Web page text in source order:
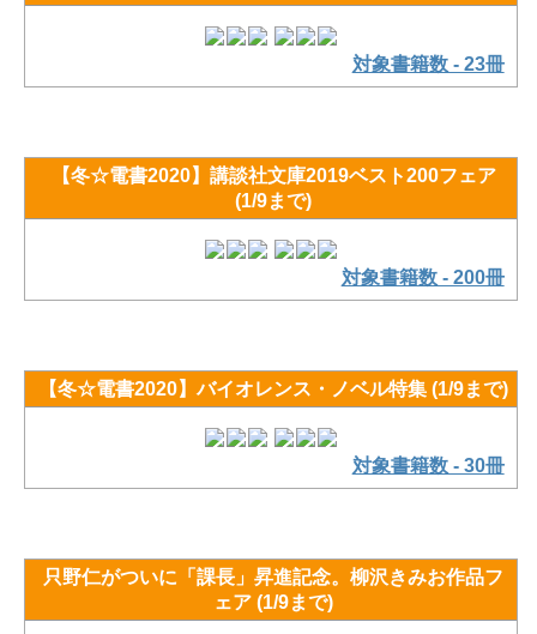
対象書籍数 - 23冊
【冬☆電書2020】講談社文庫2019ベスト200フェア
(1/9まで)
対象書籍数 - 200冊
【冬☆電書2020】バイオレンス・ノベル特集 (1/9まで)
対象書籍数 - 30冊
只野仁がついに「課長」昇進記念。柳沢きみお作品フ
ェア (1/9まで)